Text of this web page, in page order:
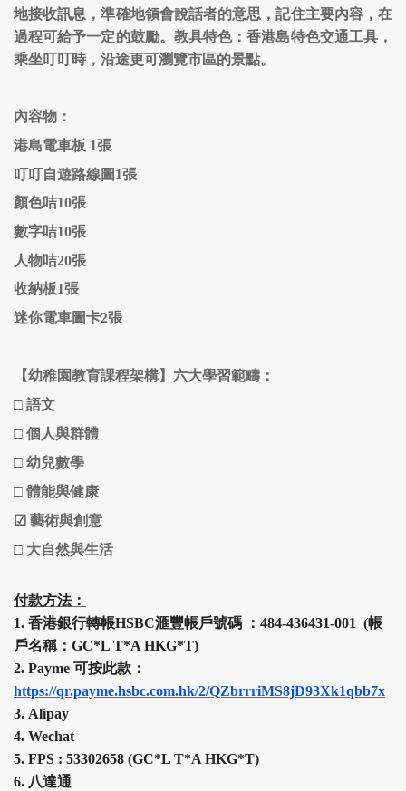
地接收訊息，準確地領會說話者的意思，記住主要內容，在
過程可給予一定的鼓勵。教具特色：香港島特色交通工具，
乘坐叮叮時，沿途更可瀏覽市區的景點。
內容物：
港島電車板 1張
叮叮自遊路線圖1張
顏色咭10張
數字咭10張
人物咭20張
收納板1張
迷你電車圖卡2張
【幼稚園教育課程架構】六大學習範疇：
□ 語文
□ 個人與群體
□ 幼兒數學
□ 體能與健康
☑ 藝術與創意
□ 大自然與生活
付款方法：
1. 香港銀行轉帳HSBC滙豐帳戶號碼 ：484-436431-001 (帳
戶名稱：GC*L T*A HKG*T)
2. Payme 可按此款：
https://qr.payme.hsbc.com.hk/2/QZbrrriMS8jD93Xk1qbb7x
3. Alipay
4. Wechat
5. FPS : 53302658 (GC*L T*A HKG*T)
6. 八達通